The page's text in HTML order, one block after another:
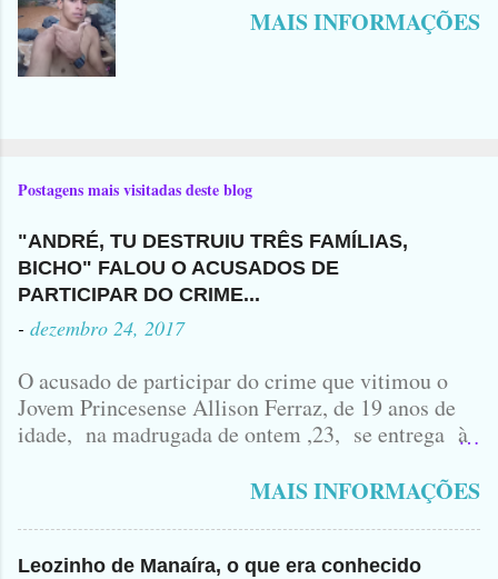
MAIS INFORMAÇÕES
Postagens mais visitadas deste blog
"ANDRÉ, TU DESTRUIU TRÊS FAMÍLIAS,
BICHO" FALOU O ACUSADOS DE
PARTICIPAR DO CRIME...
- dezembro 24, 2017
O acusado de participar do crime que vitimou o
Jovem Princesense Allison Ferraz, de 19 anos de
idade, na madrugada de ontem ,23, se entrega à
vulgo ( CORRÓ ) falou como tudo aconteceu ...
MAIS INFORMAÇÕES
Leozinho de Manaíra, o que era conhecido